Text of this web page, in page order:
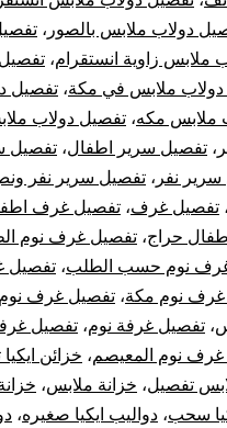
دولاب ملابس بالصور ،
ملابس زاوية انستقرام،
ملابس في مكة، تفصيل
ملابس مكه، تفصيل دولاب
، تفصيل سرير اطفال، تفصيل
نفر ، تفصيل سرير نفر
، تفصيل غرف، تفصيل غرف
حراج، تفصيل غرف نوم
نوم حسب الطلب، تفصيل
نوم مكة، تفصيل غرف نوم
، تفصيل غرفة نوم، تفصيل
نوم المعيصم، خزائن
تفصيل، خزانة ملابس،
سحب، دواليب ايكيا صغيره،